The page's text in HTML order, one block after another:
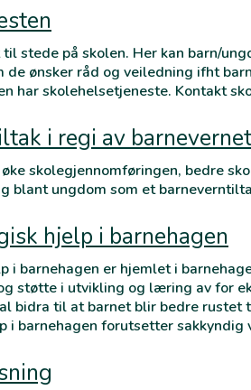
stede på skolen. Her kan barn/
de ønsker råd og veiledning ifht
har skolehelsetjeneste. Kontakt
i regi av barnevernet
skolegjennomføringen, bedre
blant ungdom som et
hjelp i barnehagen
i barnehagen er hjemlet i
støtte i utvikling og læring av for
bidra til at barnet blir bedre rustet
i barnehagen forutsetter sakkyndig